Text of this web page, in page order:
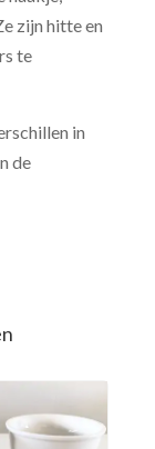
zijn hitte en
te
in
de